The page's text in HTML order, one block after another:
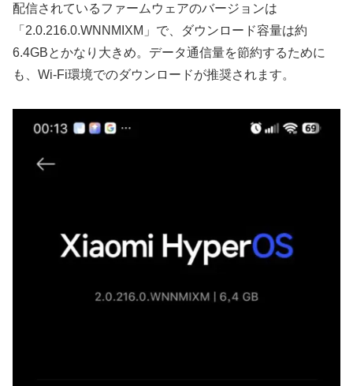
配信されているファームウェアのバージョンは
「2.0.216.0.WNNMIXM」で、ダウンロード容量は約
6.4GBとかなり大きめ。データ通信量を節約するために
も、Wi-Fi環境でのダウンロードが推奨されます。